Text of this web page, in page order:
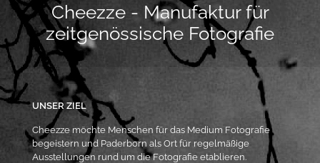
Cheezze - Manufaktur für
zeitgenössische Fotografie
UNSER ZIEL
Cheezze möchte Menschen für das Medium Fotografie
begeistern und Paderborn als Ort für regelmäßige
Ausstellungen rund um die Fotografie etablieren.